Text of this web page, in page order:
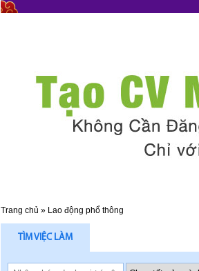
Trang chủ » Lao động phổ thông
TÌM VIỆC LÀM